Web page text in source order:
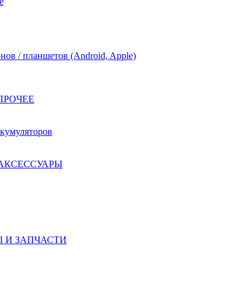
/ планшетов (Android, Apple)
И ЗАПЧАСТИ